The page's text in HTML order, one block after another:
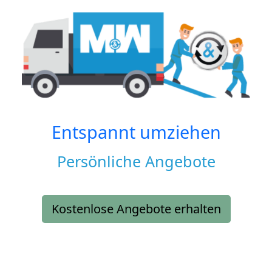
Entspannt umziehen
Persönliche Angebote
Kostenlose Angebote erhalten